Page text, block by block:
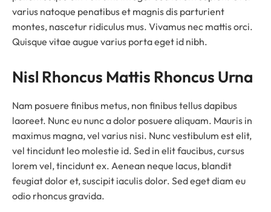
varius natoque penatibus et magnis dis parturient
montes, nascetur ridiculus mus. Vivamus nec mattis orci.
Quisque vitae augue varius porta eget id nibh.
Nisl Rhoncus Mattis Rhoncus Urna
Nam posuere finibus metus, non finibus tellus dapibus
laoreet. Nunc eu nunc a dolor posuere aliquam. Mauris in
maximus magna, vel varius nisi. Nunc vestibulum est elit,
vel tincidunt leo molestie id. Sed in elit faucibus, cursus
lorem vel, tincidunt ex. Aenean neque lacus, blandit
feugiat dolor et, suscipit iaculis dolor. Sed eget diam eu
odio rhoncus gravida.